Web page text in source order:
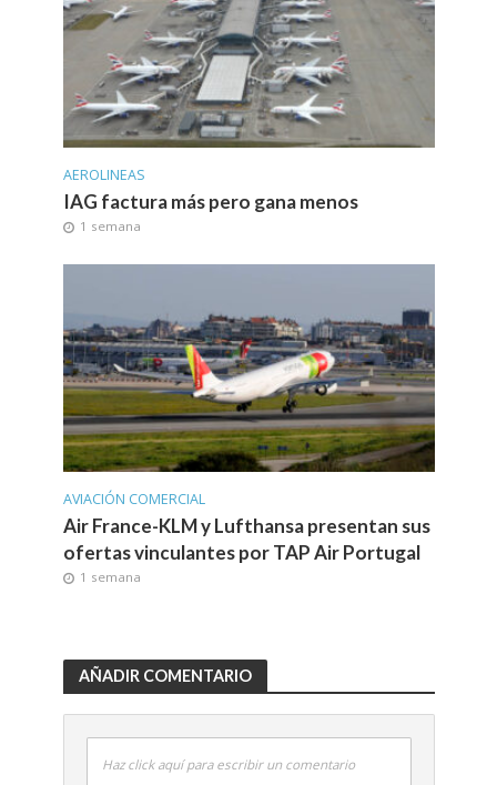
AEROLINEAS
IAG factura más pero gana menos
1 semana
AVIACIÓN COMERCIAL
Air France-KLM y Lufthansa presentan sus
ofertas vinculantes por TAP Air Portugal
1 semana
AÑADIR COMENTARIO
Haz click aquí para escribir un comentario